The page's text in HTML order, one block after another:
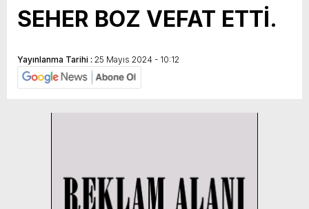
SEHER BOZ VEFAT ETTİ.
Yayınlanma Tarihi : 25 Mayıs 2024 - 10:12